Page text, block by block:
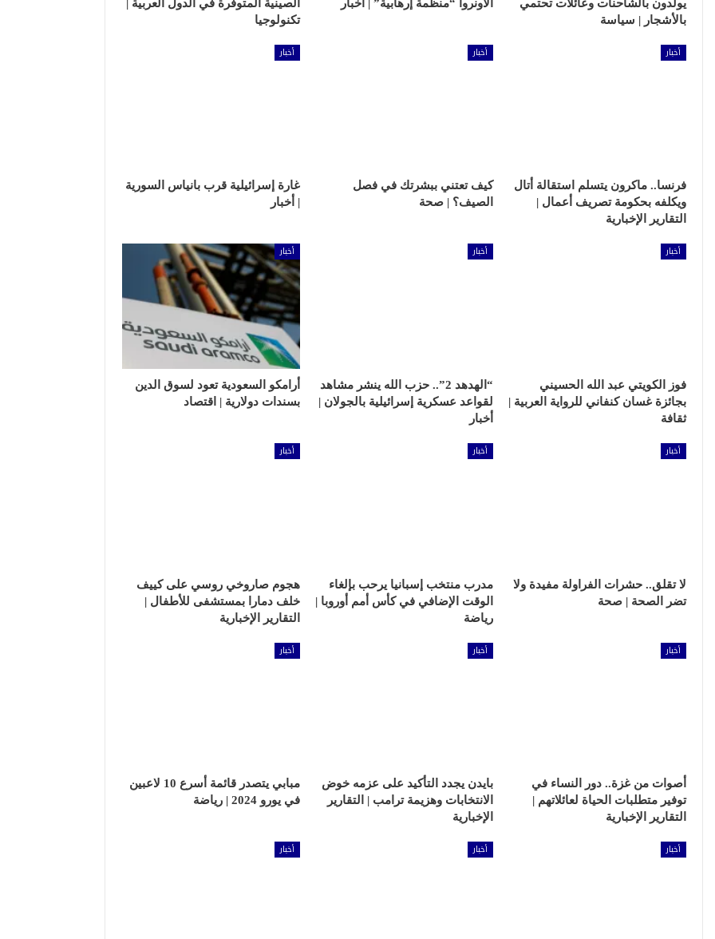
يولدون بالشاحنات وعائلات تحتمي
بالأشجار | سياسة
الأونروا “منظمة إرهابية” | أخبار
الصينية المتوفرة في الدول العربية |
تكنولوجيا
أخبار
فرنسا.. ماكرون يتسلم استقالة أتال
ويكلفه بحكومة تصريف أعمال |
التقارير الإخبارية
أخبار
كيف تعتني ببشرتك في فصل
الصيف؟ | صحة
أخبار
غارة إسرائيلية قرب بانياس السورية
| أخبار
أخبار
فوز الكويتي عبد الله الحسيني
بجائزة غسان كنفاني للرواية العربية |
ثقافة
أخبار
“الهدهد 2”.. حزب الله ينشر مشاهد
لقواعد عسكرية إسرائيلية بالجولان |
أخبار
أخبار
أرامكو السعودية تعود لسوق الدين
بسندات دولارية | اقتصاد
أخبار
لا تقلق.. حشرات الفراولة مفيدة ولا
تضر الصحة | صحة
أخبار
مدرب منتخب إسبانيا يرحب بإلغاء
الوقت الإضافي في كأس أمم أوروبا |
رياضة
أخبار
هجوم صاروخي روسي على كييف
خلف دمارا بمستشفى للأطفال |
التقارير الإخبارية
أخبار
أصوات من غزة.. دور النساء في
توفير متطلبات الحياة لعائلاتهم |
التقارير الإخبارية
أخبار
بايدن يجدد التأكيد على عزمه خوض
الانتخابات وهزيمة ترامب | التقارير
الإخبارية
أخبار
مبابي يتصدر قائمة أسرع 10 لاعبين
في يورو 2024 | رياضة
أخبار أخبار أخبار